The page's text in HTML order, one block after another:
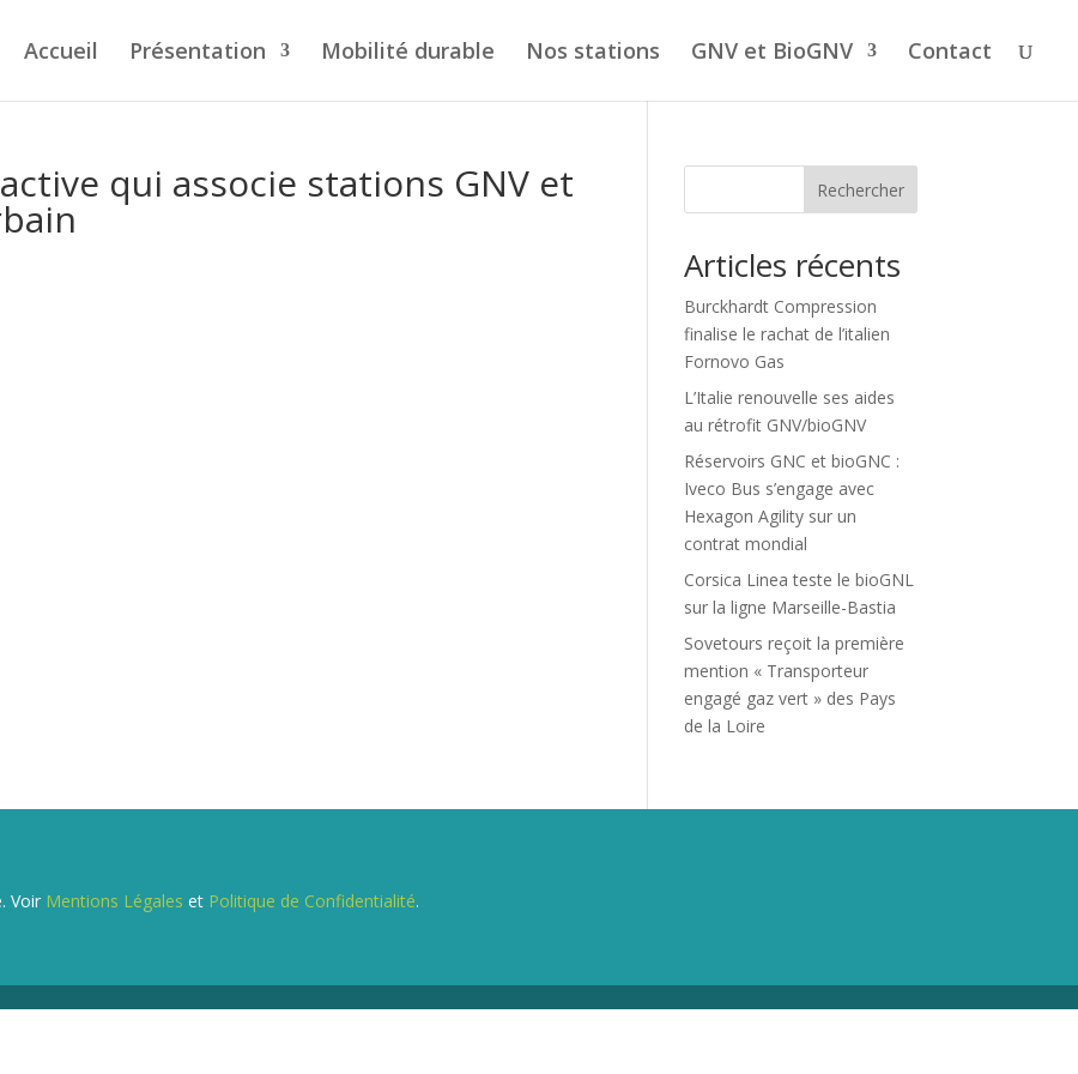
Accueil Présentation Mobilité durable Nos stations GNV et BioGNV Contact
qui associe stations GNV et Rechercher
Articles récents
Burckhardt Compression
finalise le rachat de l’italien
Fornovo Gas
L’Italie renouvelle ses aides
au rétrofit GNV/bioGNV
Réservoirs GNC et bioGNC :
Iveco Bus s’engage avec
Hexagon Agility sur un
contrat mondial
Corsica Linea teste le bioGNL
sur la ligne Marseille-Bastia
Sovetours reçoit la première
mention « Transporteur
engagé gaz vert » des Pays
de la Loire
Voir Mentions Légales et Politique de Confidentialité.